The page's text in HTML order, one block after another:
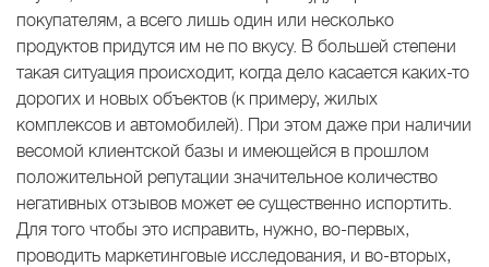
покупателям, а всего лишь один или несколько
продуктов придутся им не по вкусу. В большей степени
такая ситуация происходит, когда дело касается каких-то
дорогих и новых объектов (к примеру, жилых
комплексов и автомобилей). При этом даже при наличии
весомой клиентской базы и имеющейся в прошлом
положительной репутации значительное количество
негативных отзывов может ее существенно испортить.
Для того чтобы это исправить, нужно, во-первых,
проводить маркетинговые исследования, и во-вторых,